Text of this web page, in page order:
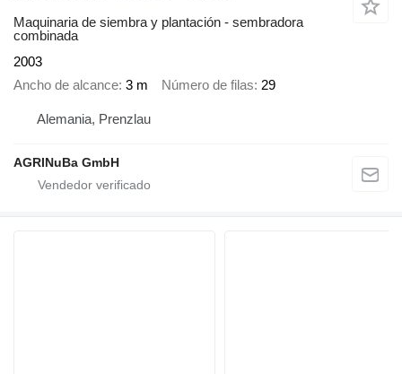
Maquinaria de siembra y plantación - sembradora
combinada
2003
Ancho de alcance 3 m Número de filas 29
Alemania, Prenzlau
AGRINuBa GmbH